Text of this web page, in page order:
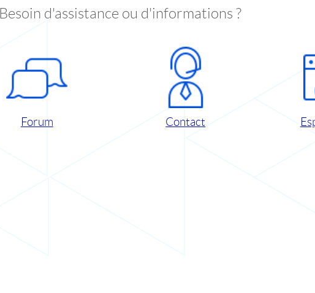
Besoin d'assistance ou d'informations ?
Forum Contact